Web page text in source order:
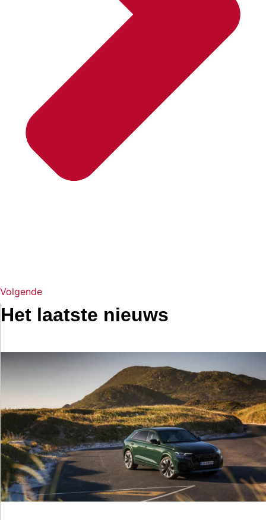
Volgende
Het laatste nieuws